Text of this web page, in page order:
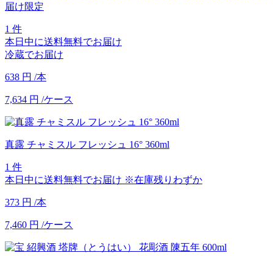
届け限定
1 件
本日中に送料無料でお届け
冷蔵でお届け
638 円 /本
7,634 円 /ケース
真露 チャミスル フレッシュ 16° 360ml
1 件
本日中に送料無料でお届け ※在庫残りわずか
373 円 /本
7,460 円 /ケース